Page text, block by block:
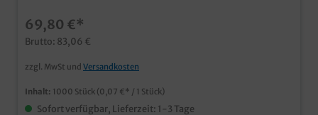
69,80 €*
Brutto: 83,06 €
zzgl. MwSt und Versandkosten
Inhalt: 1000 Stück (0,07 €* / 1 Stück)
Sofort verfügbar, Lieferzeit: 1-3 Tage